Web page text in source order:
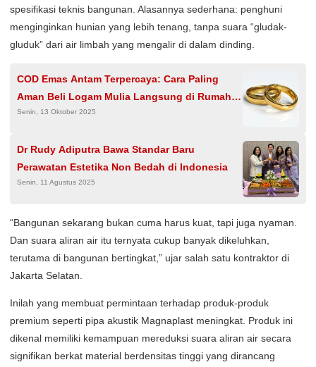
spesifikasi teknis bangunan. Alasannya sederhana: penghuni
menginginkan hunian yang lebih tenang, tanpa suara “gludak-
gluduk” dari air limbah yang mengalir di dalam dinding.
COD Emas Antam Terpercaya: Cara Paling
Aman Beli Logam Mulia Langsung di Rumah
Anda
Senin, 13 Oktober 2025
Dr Rudy Adiputra Bawa Standar Baru
Perawatan Estetika Non Bedah di Indonesia
Senin, 11 Agustus 2025
“Bangunan sekarang bukan cuma harus kuat, tapi juga nyaman.
Dan suara aliran air itu ternyata cukup banyak dikeluhkan,
terutama di bangunan bertingkat,” ujar salah satu kontraktor di
Jakarta Selatan.
Inilah yang membuat permintaan terhadap produk-produk
premium seperti pipa akustik Magnaplast meningkat. Produk ini
dikenal memiliki kemampuan mereduksi suara aliran air secara
signifikan berkat material berdensitas tinggi yang dirancang